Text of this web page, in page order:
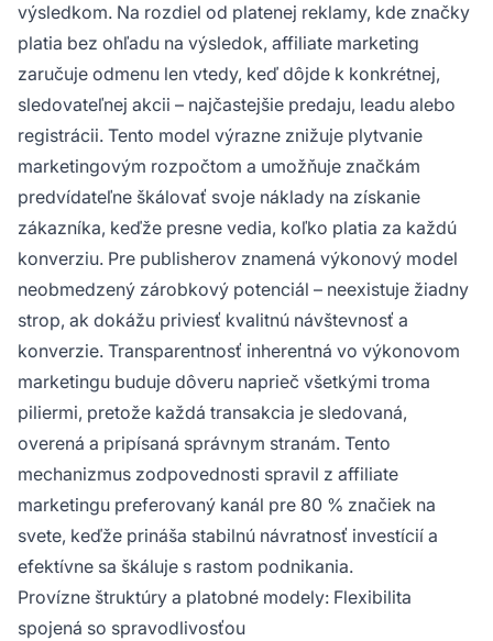
výsledkom. Na rozdiel od platenej reklamy, kde značky
platia bez ohľadu na výsledok, affiliate marketing
zaručuje odmenu len vtedy, keď dôjde k konkrétnej,
sledovateľnej akcii – najčastejšie predaju, leadu alebo
registrácii. Tento model výrazne znižuje plytvanie
marketingovým rozpočtom a umožňuje značkám
predvídateľne škálovať svoje náklady na získanie
zákazníka, keďže presne vedia, koľko platia za každú
konverziu. Pre publisherov znamená výkonový model
neobmedzený zárobkový potenciál – neexistuje žiadny
strop, ak dokážu priviesť kvalitnú návštevnosť a
konverzie. Transparentnosť inherentná vo výkonovom
marketingu buduje dôveru naprieč všetkými troma
piliermi, pretože každá transakcia je sledovaná,
overená a pripísaná správnym stranám. Tento
mechanizmus zodpovednosti spravil z affiliate
marketingu preferovaný kanál pre 80 % značiek na
svete, keďže prináša stabilnú návratnosť investícií a
efektívne sa škáluje s rastom podnikania.
Provízne štruktúry a platobné modely: Flexibilita
spojená so spravodlivosťou